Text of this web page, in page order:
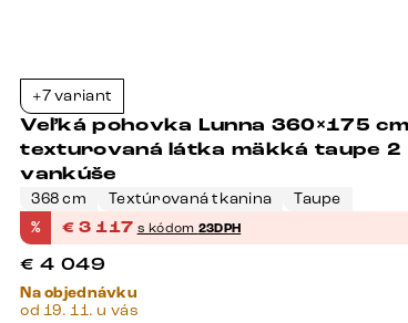
Bestseller
+7 variant
Veľká pohovka Lunna 360×175 cm
texturovaná látka mäkká taupe 2
vankúše
368 cm Textúrovaná tkanina Taupe
% € 3 117 s kódom 23DPH
€ 4 049
Na objednávku
od 19. 11. u vás